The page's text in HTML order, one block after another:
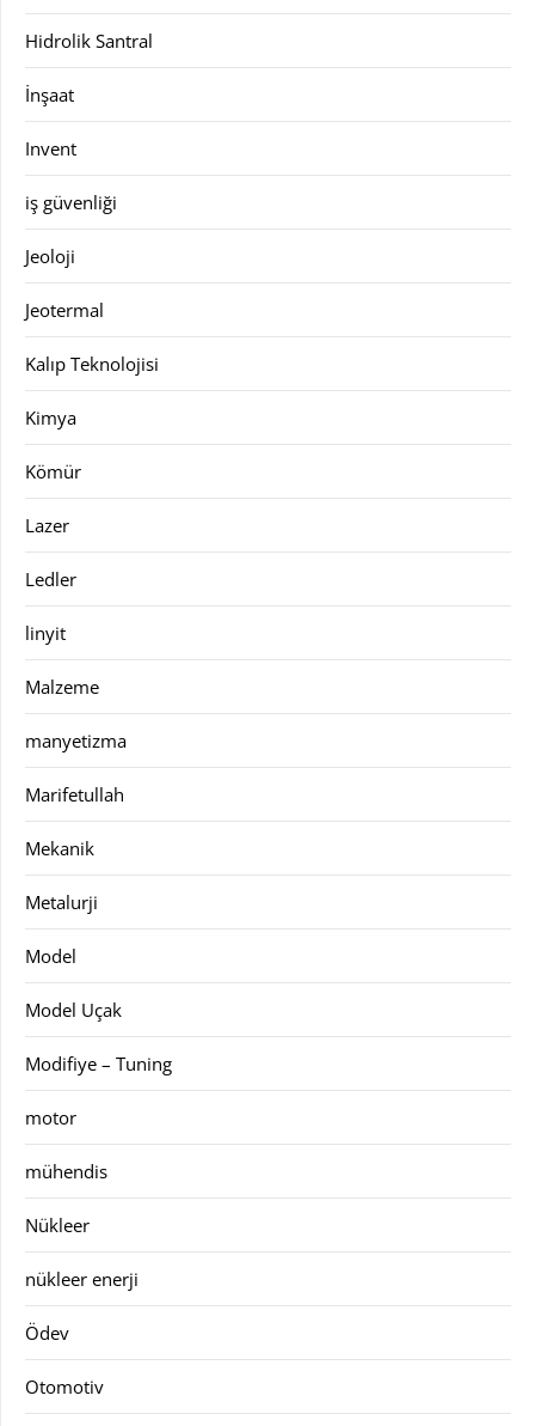
Hidrolik Santral
İnşaat
Invent
iş güvenliği
Jeoloji
Jeotermal
Kalıp Teknolojisi
Kimya
Kömür
Lazer
Ledler
linyit
Malzeme
manyetizma
Marifetullah
Mekanik
Metalurji
Model
Model Uçak
Modifiye – Tuning
motor
mühendis
Nükleer
nükleer enerji
Ödev
Otomotiv